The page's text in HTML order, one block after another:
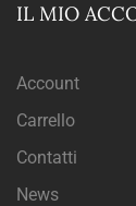
IL MIO
Account
Carrello
Contatti
News